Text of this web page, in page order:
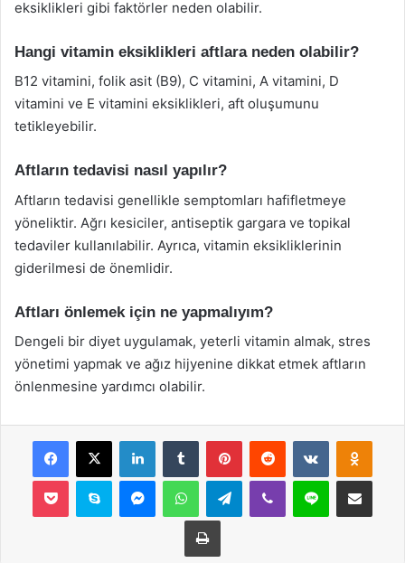
eksiklikleri gibi faktörler neden olabilir.
Hangi vitamin eksiklikleri aftlara neden olabilir?
B12 vitamini, folik asit (B9), C vitamini, A vitamini, D
vitamini ve E vitamini eksiklikleri, aft oluşumunu
tetikleyebilir.
Aftların tedavisi nasıl yapılır?
Aftların tedavisi genellikle semptomları hafifletmeye
yöneliktir. Ağrı kesiciler, antiseptik gargara ve topikal
tedaviler kullanılabilir. Ayrıca, vitamin eksikliklerinin
giderilmesi de önemlidir.
Aftları önlemek için ne yapmalıyım?
Dengeli bir diyet uygulamak, yeterli vitamin almak, stres
yönetimi yapmak ve ağız hijyenine dikkat etmek aftların
önlenmesine yardımcı olabilir.
Facebook
X LinkedInTumblr PinterestReddit VKontakte
Pocket Skype MessengerWhatsAppTelegramViber Line E-Posta ile
Yazdır